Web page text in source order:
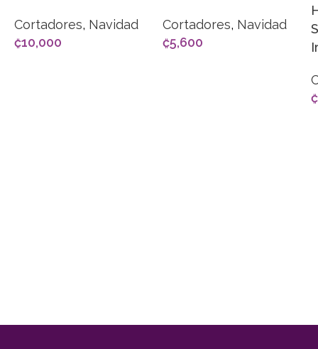
Cortadores, Navidad
₡10,000
Cortadores, Navidad
₡5,600
₡